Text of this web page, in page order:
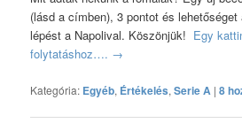
(lásd a címben), 3 pontot és
lépést a Napolival. Köszönjük! Egy
folytatáshoz…. →
Kategória: Egyéb, Értékelés,Serie A |8